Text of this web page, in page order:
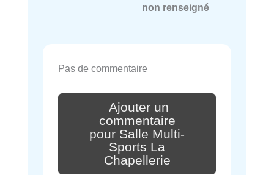
non renseigné
Pas de commentaire
Ajouter un
commentaire
pour Salle Multi-
Sports La
Chapellerie